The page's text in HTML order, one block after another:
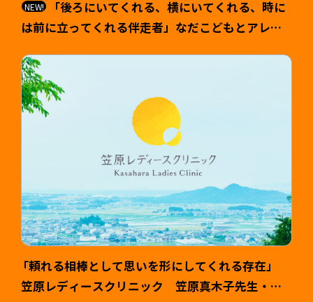
「後ろにいてくれる、横にいてくれる、時に
は前に立ってくれる伴走者」なだこどもとアレル
し）様 >
「頼れる相棒として思いを形にしてくれる存在」
笠原レディースクリニック 笠原真木子先生・健